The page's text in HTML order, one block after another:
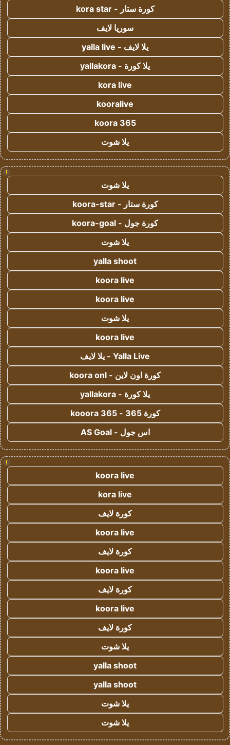
كورة ستار - kora star
سوريا لايف
يلا لايف - yalla live
يلا كورة - yallakora
kora live
kooralive
koora 365
يلا شوت
!
يلا شوت
كورة ستار - koora-star
كورة جول - koora-goal
يلا شوت
yalla shoot
koora live
koora live
يلا شوت
koora live
Yalla Live - يلا لايف
كورة اون لاين - koora onl
يلا كورة - yallakora
كورة 365 - kooora 365
اس جول - AS Goal
!
koora live
kora live
كورة لايف
koora live
كورة لايف
koora live
كورة لايف
koora live
كورة لايف
يلا شوت
yalla shoot
yalla shoot
يلا شوت
يلا شوت